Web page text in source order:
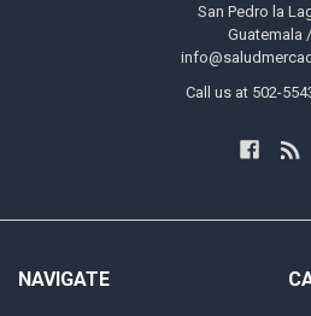
San Pedro la
Guatemala /
Call us at 502-
NAVIGATE